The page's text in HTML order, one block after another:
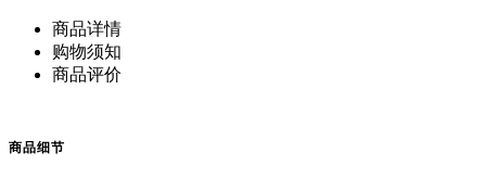
商品详情
购物须知
商品评价
商品细节